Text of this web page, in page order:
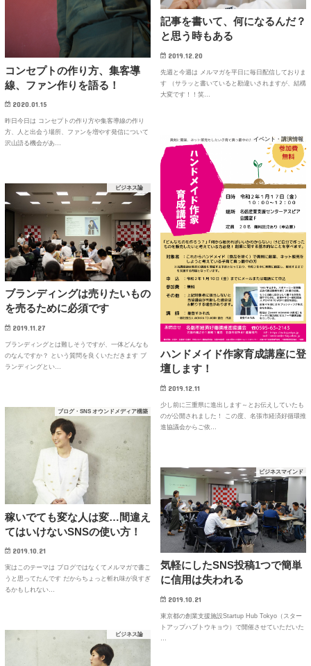
コンセプトの作り方、集客導
線、ファン作りを語る！
2020.01.15
昨日今日は コンセプトの作り方や集客導線の作り
方、人と出会う場所、ファンを増やす発信について
沢山語る機会があ…
記事を書いて、何になるんだ？
と思う時もある
2019.12.20
先週と今週は メルマガを平日に毎日配信しておりま
す （サラッと書いていると勘違いされますが、結構
大変です！！笑…
イベント・講演情報
ハンドメイド作家育成講座に登
壇します！
2019.12.11
少し前に三重県に進出します～とお伝えしていたも
のが公開されました！ この度、名張市経済好循環推
進協議会からご依…
ビジネス論
ブランディングは売りたいもの
を売るために必須です
2019.11.27
ブランディングとは難しそうですが、一体どんなも
のなんですか？ という質問を良くいただきます ブ
ランディングとい…
ブログ・SNS オウンドメディア構築
稼いでても変な人は変…間違え
てはいけないSNSの使い方！
2019.10.21
実はこのテーマは ブログではなくてメルマガで書こ
うと思ってたんです だからちょっと斬れ味が良すぎ
るかもしれない…
ビジネスマインド
気軽にしたSNS投稿1つで簡単
に信用は失われる
2019.10.21
東京都の創業支援施設Startup Hub Tokyo（スター
トアップハブトウキョウ）で開催させていただいた
ビジネス論